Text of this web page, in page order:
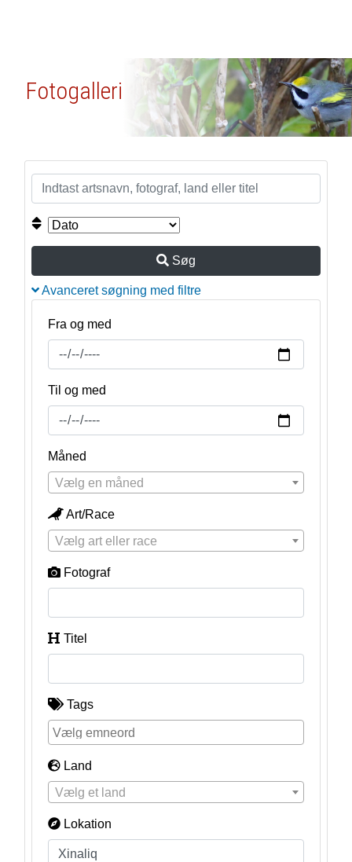
Fotogalleri
Søg
Avanceret søgning med filtre
Fra og med
Til og med
Måned
Vælg en måned
Art/Race
Vælg art eller race
Fotograf
Titel
Tags
Land
Vælg et land
Lokation